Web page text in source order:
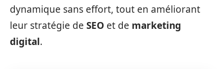
dynamique sans effort, tout en améliorant
leur stratégie de SEO et de marketing
digital.